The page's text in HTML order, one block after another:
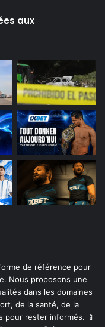
aux
de référence pour
Nous proposons une
dans les domaines
de la santé, de la
pour rester informés. 📱